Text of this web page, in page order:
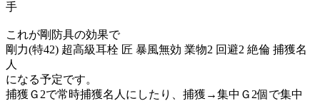
手
これが剛防具の効果で
剛力(特42) 超高級耳栓 匠 暴風無効 業物2 回避2 絶倫 捕獲名
人
になる予定です。
捕獲Ｇ2で常時捕獲名人にしたり、捕獲→集中Ｇ2個で集中